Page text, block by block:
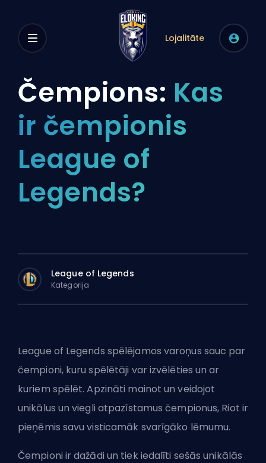
Lojalitāte
Čempions: Kas
ir čempionis
League of
Legends?
League of Legends
Kategorija
League of Legends spēlējamos varoņus sauc par
čempioni, kuru spēlētāji var izvēlēties un ar
kuriem spēlēt. Apzināti mainot un veidojot
unikālus un viegli atpazīstamus čempionus, Riot ir
pieņēmis savu visticamāk svarīgāko lēmumu.
Čempioni ir dažādi un tiek iedalīti sešās unikālās